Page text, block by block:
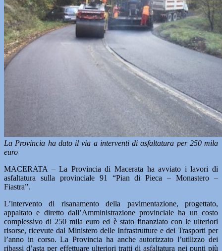
La Provincia ha dato il via a interventi di asfaltatura per 250 mila
euro
MACERATA – La Provincia di Macerata ha avviato i lavori di
asfaltatura sulla provinciale 91 “Pian di Pieca – Monastero –
Fiastra”.
L’intervento di risanamento della pavimentazione, progettato,
appaltato e diretto dall’Amministrazione provinciale ha un costo
complessivo di 250 mila euro ed è stato finanziato con le ulteriori
risorse, ricevute dal Ministero delle Infrastrutture e dei Trasporti per
l’anno in corso. La Provincia ha anche autorizzato l’utilizzo dei
ribassi d’asta per effettuare ulteriori tratti di asfaltatura nei punti più